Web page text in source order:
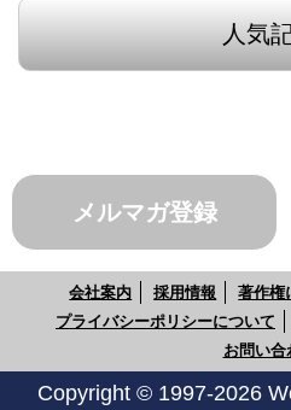
人気
メルマガ登録
会社案内 採用情報 著作権
プライバシーポリシーについて
お問い合
Copyright © 1997-2026